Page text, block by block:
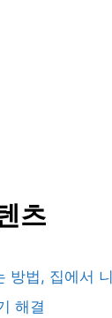
츠
방법, 집에서 니
해결